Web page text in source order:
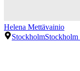
Helena Mettävainio
Stockholm